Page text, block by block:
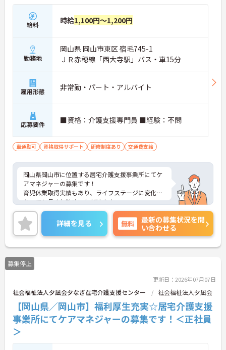
給料 時給1,100円～1,200円
勤務地
岡山県 岡山市東区 宿毛745-1
ＪＲ赤穂線「西大寺駅」バス・車15分
雇用形態 非常勤・パート・アルバイト
応募要件 ■資格：介護支援専門員 ■経験：不問
車通勤可 資格取得サポート 研修制度あり 交通費支給
岡山県岡山市に位置する居宅介護支援事業所にてケ
アマネジャーの募集です！
育児休業取得実績もあり、ライフステージに変化が
あっても長くお勤めいただけます。
ご興味ある方には、面接対策ポイントなど、さらに
詳細をお話しいたしますのでお気軽にご相談くださ
い！
詳細を見る 無料
最新の募集状況を問
い合わせる
募集停止
更新日：2026年07月07日
社会福祉法人夕凪会夕なぎ在宅介護支援センター 社会福祉法人夕凪会
【岡山県／岡山市】福利厚生充実☆居宅介護支援
事業所にてケアマネジャーの募集です！＜正社員
＞